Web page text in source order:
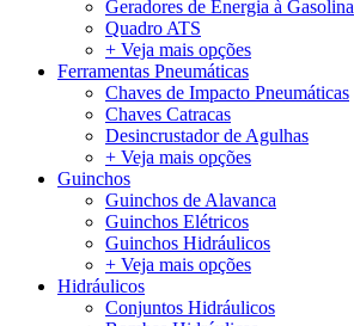
Geradores de Energia à Gasolina
Quadro ATS
+ Veja mais opções
Ferramentas Pneumáticas
Chaves de Impacto Pneumáticas
Chaves Catracas
Desincrustador de Agulhas
+ Veja mais opções
Guinchos
Guinchos de Alavanca
Guinchos Elétricos
Guinchos Hidráulicos
+ Veja mais opções
Hidráulicos
Conjuntos Hidráulicos